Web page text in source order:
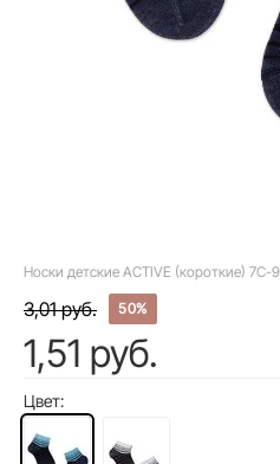
Носки детские ACTIVE (короткие)
3,01 руб. 50%
1,51 руб.
Цвет: